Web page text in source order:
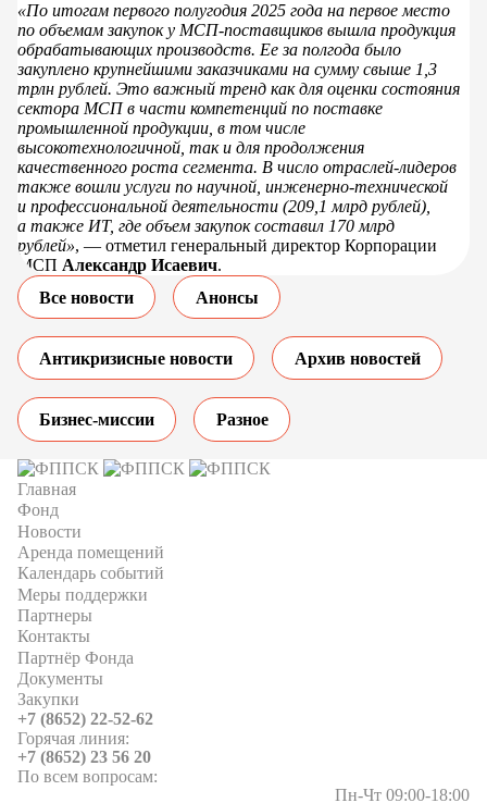
«По итогам первого полугодия 2025 года на первое место
по объемам закупок у МСП-поставщиков вышла продукция
обрабатывающих производств. Ее за полгода было
закуплено крупнейшими заказчиками на сумму свыше 1,3
трлн рублей. Это важный тренд как для оценки состояния
сектора МСП в части компетенций по поставке
промышленной продукции, в том числе
высокотехнологичной, так и для продолжения
качественного роста сегмента. В число отраслей-лидеров
также вошли услуги по научной, инженерно-технической
и профессиональной деятельности (209,1 млрд рублей),
а также ИТ, где объем закупок составил 170 млрд
рублей», — отметил генеральный директор Корпорации
МСП Александр Исаевич.
Все новости
Анонсы
Антикризисные новости Архив новостей
Бизнес-миссии Разное
Главная
Фонд
Новости
Аренда помещений
Календарь событий
Меры поддержки
Партнеры
Контакты
Партнёр Фонда
Документы
Закупки
+7 (8652) 22-52-62
Горячая линия:
+7 (8652) 23 56 20
По всем вопросам:
Пн-Чт 09:00-18:00